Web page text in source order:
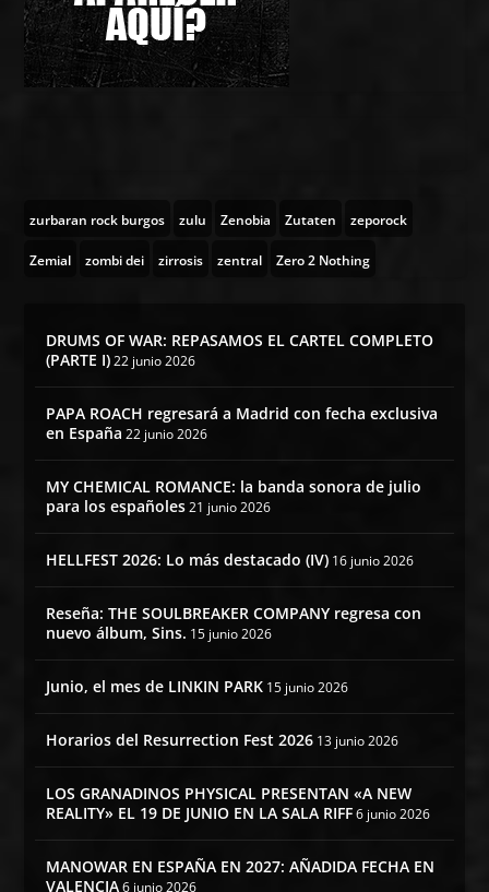
zurbaran rock burgos zulu Zenobia Zutaten zeporock
Zemial zombi dei zirrosis zentral Zero 2 Nothing
DRUMS OF WAR: REPASAMOS EL CARTEL COMPLETO
(PARTE I) 22 junio 2026
PAPA ROACH regresará a Madrid con fecha exclusiva
en España 22 junio 2026
MY CHEMICAL ROMANCE: la banda sonora de julio
para los españoles 21 junio 2026
HELLFEST 2026: Lo más destacado (IV) 16 junio 2026
Reseña: THE SOULBREAKER COMPANY regresa con
nuevo álbum, Sins. 15 junio 2026
Junio, el mes de LINKIN PARK 15 junio 2026
Horarios del Resurrection Fest 2026 13 junio 2026
LOS GRANADINOS PHYSICAL PRESENTAN «A NEW
REALITY» EL 19 DE JUNIO EN LA SALA RIFF 6 junio 2026
MANOWAR EN ESPAÑA EN 2027: AÑADIDA FECHA EN
VALENCIA 6 junio 2026